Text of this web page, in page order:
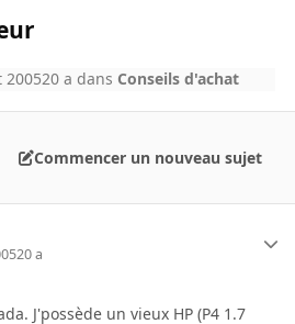
200520 a dans Conseils d'achat
Commencer un nouveau sujet
20 a
J'possède un vieux HP (P4 1.7